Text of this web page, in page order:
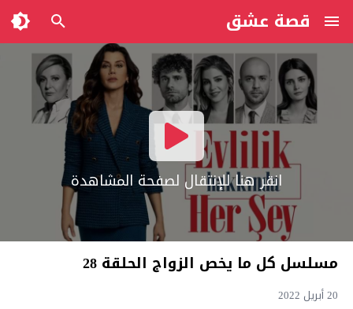
قصة عشق
انقر هنا للإنتقال لصفحة المشاهدة
مسلسل كل ما يخص الزواج الحلقة 28
20 أبريل 2022